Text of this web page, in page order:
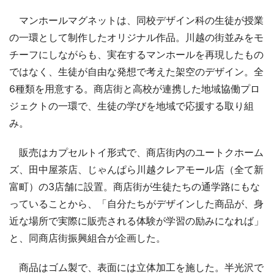
マンホールマグネットは、同校デザイン科の生徒が授業
の一環として制作したオリジナル作品。川越の街並みをモ
チーフにしながらも、実在するマンホールを再現したもの
ではなく、生徒が自由な発想で考えた架空のデザイン。全
6種類を用意する。商店街と高校が連携した地域協働プロ
ジェクトの一環で、生徒の学びを地域で応援する取り組
み。
販売はカプセルトイ形式で、商店街内のユートクホーム
ズ、田中屋茶店、じゃんぱら川越クレアモール店（全て新
富町）の3店舗に設置。商店街が生徒たちの通学路にもな
っていることから、「自分たちがデザインした商品が、身
近な場所で実際に販売される体験が学習の励みになれば」
と、同商店街振興組合が企画した。
商品はゴム製で、表面には立体加工を施した。半光沢で